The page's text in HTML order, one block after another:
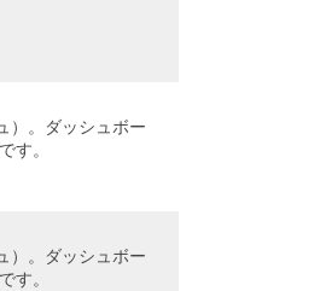
）。ダッシュボー
です。
）。ダッシュボー
です。